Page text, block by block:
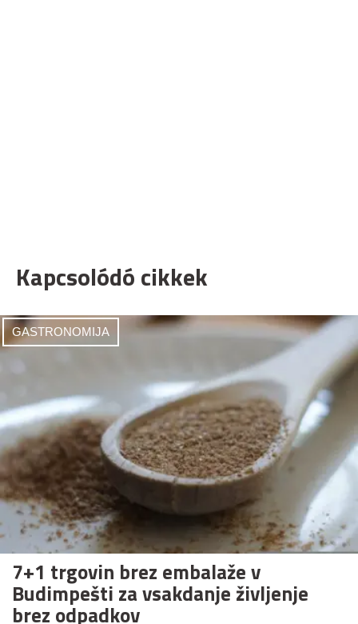
Kapcsolódó cikkek
GASTRONOMIJA
7+1 trgovin brez embalaže v
Budimpešti za vsakdanje življenje
brez odpadkov